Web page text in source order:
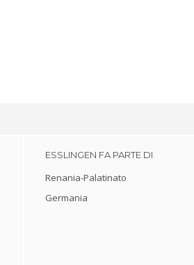
ESSLINGEN FA PARTE DI
Renania-Palatinato
Germania